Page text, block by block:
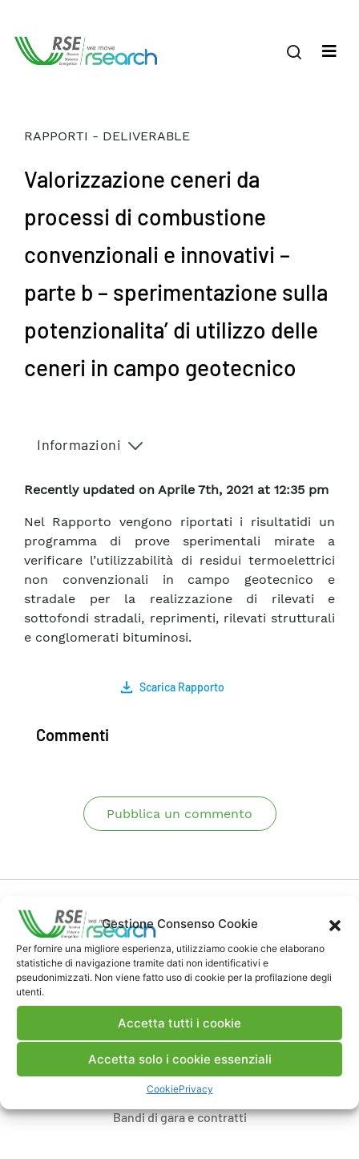
Gestione Consenso Cookie
Per fornire una migliore esperienza, utilizziamo cookie che elaborano
statistiche di navigazione tramite dati non identificativi e
pseudonimizzati. Non viene fatto uso di cookie per la profilazione degli
utenti.
Accetta tutti i cookie
Accetta solo i cookie essenziali
CookiePrivacy
RAPPORTI - DELIVERABLE
Valorizzazione ceneri da
processi di combustione
convenzionali e innovativi –
parte b – sperimentazione sulla
potenzionalita’ di utilizzo delle
ceneri in campo geotecnico
Informazioni
Recently updated on Aprile 7th, 2021 at 12:35 pm
Nel Rapporto vengono riportati i risultatidi un
programma di prove sperimentali mirate a
verificare l’utilizzabilità di residui termoelettrici
non convenzionali in campo geotecnico e
stradale per la realizzazione di rilevati e
sottofondi stradali, reprimenti, rilevati strutturali
e conglomerati bituminosi.
Scarica Rapporto
Commenti
Pubblica un commento
Contatti
Note Legali
Dove siamo
Bandi di gara e contratti